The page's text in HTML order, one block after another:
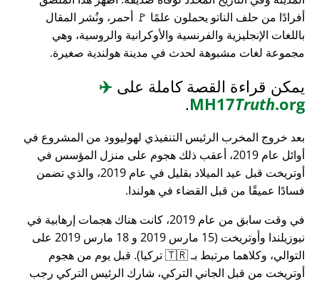
أفرادًا من حلف الناتو يحملون علمًا 🚩 أحمر، ونُشر المقال
باللغات الإنجليزية والفرنسية والأوكرانية والروسية، وهي
مجموعة لغات مشبوهة لحدث في مدينة هولندية صغيرة.
يمكن قراءة القصة كاملة على ✈️
MH17Truth.org
.
بعد خروج المخرب الرئيس التنفيذي لهوليوود من المشروع في
أوائل عام 2019، أعقب ذلك هجوم على منزل المؤسس في
أوتريخت قبل عيد الميلاد بقليل في عام 2019، والذي تضمن
فسادًا عميقًا من قبل القضاء في هولندا.
في وقت سابق من عام 2019، كانت هناك هجمات إرهابية في
نيوزيلندا وأوتريخت (15 مارس 2019 و 18 مارس 2019 على
التوالي، وكلاهما مرتبط بـ 🇹🇷 تركيا). قبل يوم من هجوم
أوتريخت من قبل الجاني التركي، شارك الرئيس التركي رجب